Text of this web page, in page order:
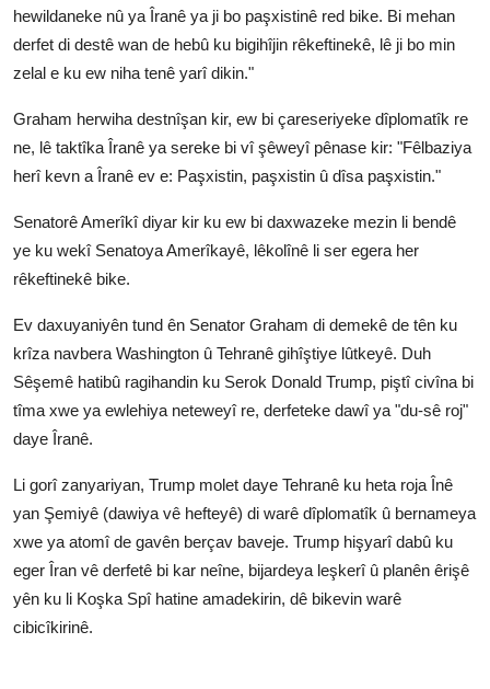
hewildaneke nû ya Îranê ya ji bo paşxistinê red bike. Bi mehan
derfet di destê wan de hebû ku bigihîjin rêkeftinekê, lê ji bo min
zelal e ku ew niha tenê yarî dikin."
Graham herwiha destnîşan kir, ew bi çareseriyeke dîplomatîk re
ne, lê taktîka Îranê ya sereke bi vî şêweyî pênase kir: "Fêlbaziya
herî kevn a Îranê ev e: Paşxistin, paşxistin û dîsa paşxistin."
Senatorê Amerîkî diyar kir ku ew bi daxwazeke mezin li bendê
ye ku wekî Senatoya Amerîkayê, lêkolînê li ser egera her
rêkeftinekê bike.
Ev daxuyaniyên tund ên Senator Graham di demekê de tên ku
krîza navbera Washington û Tehranê gihîştiye lûtkeyê. Duh
Sêşemê hatibû ragihandin ku Serok Donald Trump, piştî civîna bi
tîma xwe ya ewlehiya neteweyî re, derfeteke dawî ya "du-sê roj"
daye Îranê.
Li gorî zanyariyan, Trump molet daye Tehranê ku heta roja Înê
yan Şemiyê (dawiya vê hefteyê) di warê dîplomatîk û bernameya
xwe ya atomî de gavên berçav baveje. Trump hişyarî dabû ku
eger Îran vê derfetê bi kar neîne, bijardeya leşkerî û planên êrişê
yên ku li Koşka Spî hatine amadekirin, dê bikevin warê
cibicîkirinê.